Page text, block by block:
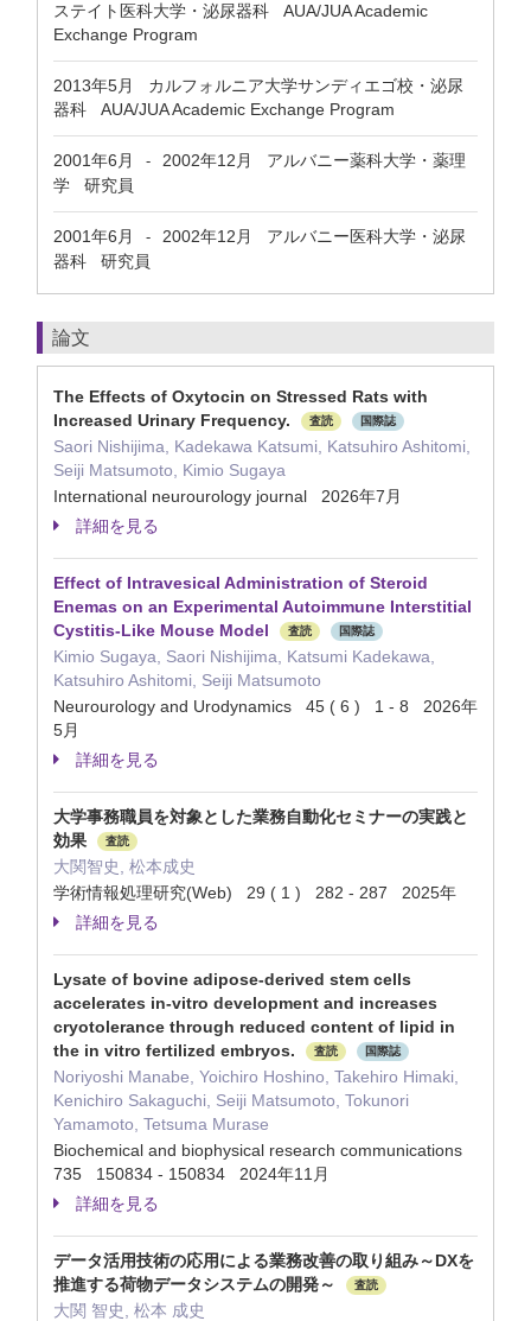
ステイト医科大学・泌尿器科 AUA/JUA Academic
Exchange Program
2013年5月
カルフォルニア大学サンディエゴ校・泌尿
器科 AUA/JUA Academic Exchange Program
2001年6月 - 2002年12月
アルバニー薬科大学・薬理
学 研究員
2001年6月 - 2002年12月
アルバニー医科大学・泌尿
器科 研究員
論文
The Effects of Oxytocin on Stressed Rats with
Increased Urinary Frequency.
査読 国際誌
Saori Nishijima, Kadekawa Katsumi, Katsuhiro Ashitomi,
Seiji Matsumoto, Kimio Sugaya
International neurourology journal 2026年7月
詳細を見る
Effect of Intravesical Administration of Steroid
Enemas on an Experimental Autoimmune Interstitial
Cystitis‐Like Mouse Model
査読 国際誌
Kimio Sugaya, Saori Nishijima, Katsumi Kadekawa,
Katsuhiro Ashitomi, Seiji Matsumoto
Neurourology and Urodynamics 45 ( 6 ) 1 - 8 2026年
5月
詳細を見る
大学事務職員を対象とした業務自動化セミナーの実践と
効果
査読
大関智史, 松本成史
学術情報処理研究(Web) 29 ( 1 ) 282 - 287 2025年
詳細を見る
Lysate of bovine adipose-derived stem cells
accelerates in-vitro development and increases
cryotolerance through reduced content of lipid in
the in vitro fertilized embryos.
査読 国際誌
Noriyoshi Manabe, Yoichiro Hoshino, Takehiro Himaki,
Kenichiro Sakaguchi, Seiji Matsumoto, Tokunori
Yamamoto, Tetsuma Murase
Biochemical and biophysical research communications
735 150834 - 150834 2024年11月
詳細を見る
データ活用技術の応用による業務改善の取り組み～DXを
推進する荷物データシステムの開発～
査読
大関 智史, 松本 成史